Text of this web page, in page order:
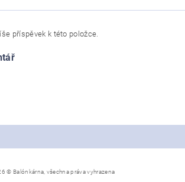
příspěvek k této položce.
© Balónkárna, všechna práva vyhrazena